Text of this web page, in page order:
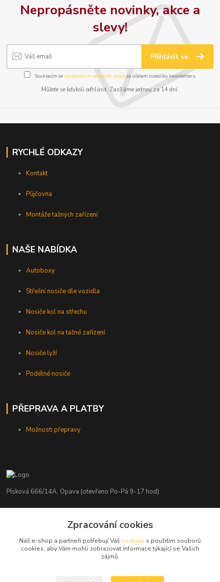
Nepropásněte novinky, akce a
slevy!
Přihlásit se
Souhlasím se zpracováním osobních údajůza účelem rozesílky newsletteru.
Můžete se kdykoli odhlásit. Zasíláme jednou za 14 dní.
RYCHLÉ ODKAZY
Kontakt
Půjčovna
Montáže tažných zařízení
NAŠE NABÍDKA
Autoboxy
Střešní nosiče dle vozidla
Nosiče kol na střechu
Nosiče kol na tažné zařízení
Nosiče lyží
Podélné nosiče
PŘEPRAVA A PLATBY
Možnosti přepravy
Písková 666/14A, Opava (otevřeno Po-Pá 9-17 hod)
+420 776 839 986
info@nosice.com
Zpracování cookies
Náš e-shop a partneři potřebují Váš souhlas s použitím souborů
cookies, aby Vám mohli zobrazovat informace týkající se Vašich
zájmů.